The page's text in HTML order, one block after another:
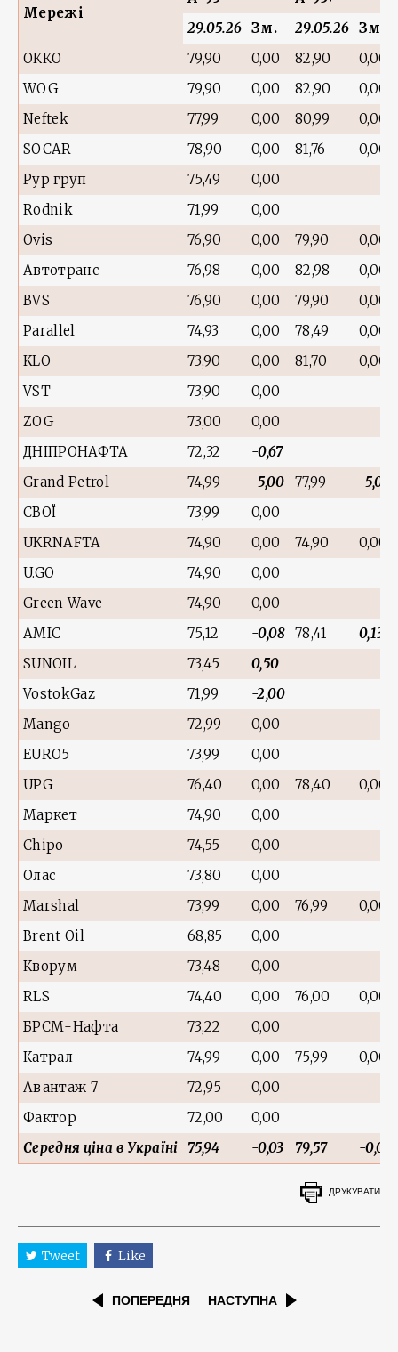
Мережі
29.05.26 Зм. 29.05.26 Зм.
ОККО
79,90 0,00 82,90
0,00
WOG
79,90 0,00 82,90
0,00
Neftek
77,99 0,00 80,99
0,00
SOCAR
78,90 0,00 81,76
0,00
Рур груп
75,49
0,00
Rodnik
71,99
0,00
Ovis
76,90 0,00 79,90
0,00
Автотранс
76,98 0,00 82,98
0,00
BVS
76,90 0,00 79,90
0,00
Parallel
74,93 0,00 78,49
0,00
KLO
73,90 0,00 81,70
0,00
VST
73,90
0,00
ZOG
73,00
0,00
ДНІПРОНАФТА
72,32
-0,67
Grand Petrol
74,99 -5,00 77,99
-5,00
СВОЇ
73,99
0,00
UKRNAFTA
74,90 0,00 74,90
0,00
U.GO
74,90
0,00
Green Wave
74,90
0,00
AMIC
75,12 -0,08 78,41
0,13
SUNOIL
73,45
0,50
VostokGaz
71,99
-2,00
Mango
72,99
0,00
EURO5
73,99
0,00
UPG
76,40 0,00 78,40
0,00
Маркет
74,90
0,00
Chipo
74,55
0,00
Олас
73,80
0,00
Marshal
73,99 0,00 76,99
0,00
Brent Oil
68,85
0,00
Кворум
73,48
0,00
RLS
74,40 0,00 76,00
0,00
БРСМ-Нафта
73,22
0,00
Катрал
74,99 0,00 75,99
0,00
Авантаж 7
72,95
0,00
Фактор
72,00
0,00
Середня ціна в Україні
75,94 -0,03 79,57 -0,01
ДРУКУВАТИ
Tweet Like
ПОПЕРЕДНЯ НАСТУПНА